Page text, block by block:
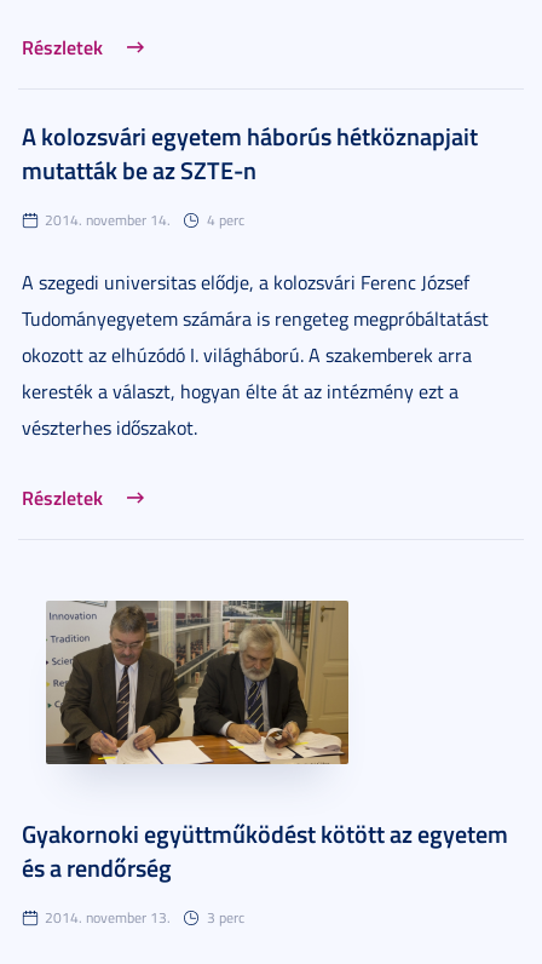
Részletek
A kolozsvári egyetem háborús hétköznapjait
mutatták be az SZTE-n
2014. november 14. 4 perc
A szegedi universitas elődje, a kolozsvári Ferenc József
Tudományegyetem számára is rengeteg megpróbáltatást
okozott az elhúzódó I. világháború. A szakemberek arra
keresték a választ, hogyan élte át az intézmény ezt a
vészterhes időszakot.
Részletek
Gyakornoki együttműködést kötött az egyetem
és a rendőrség
2014. november 13. 3 perc